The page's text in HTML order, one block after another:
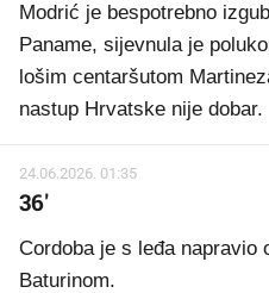
Modrić je bespotrebno
Paname, sijevnula je
lošim centaršutom
nastup Hrvatske nije dobar.
24.06.2026. 01:35
36'
Cordoba je s leđa napravio
Baturinom.